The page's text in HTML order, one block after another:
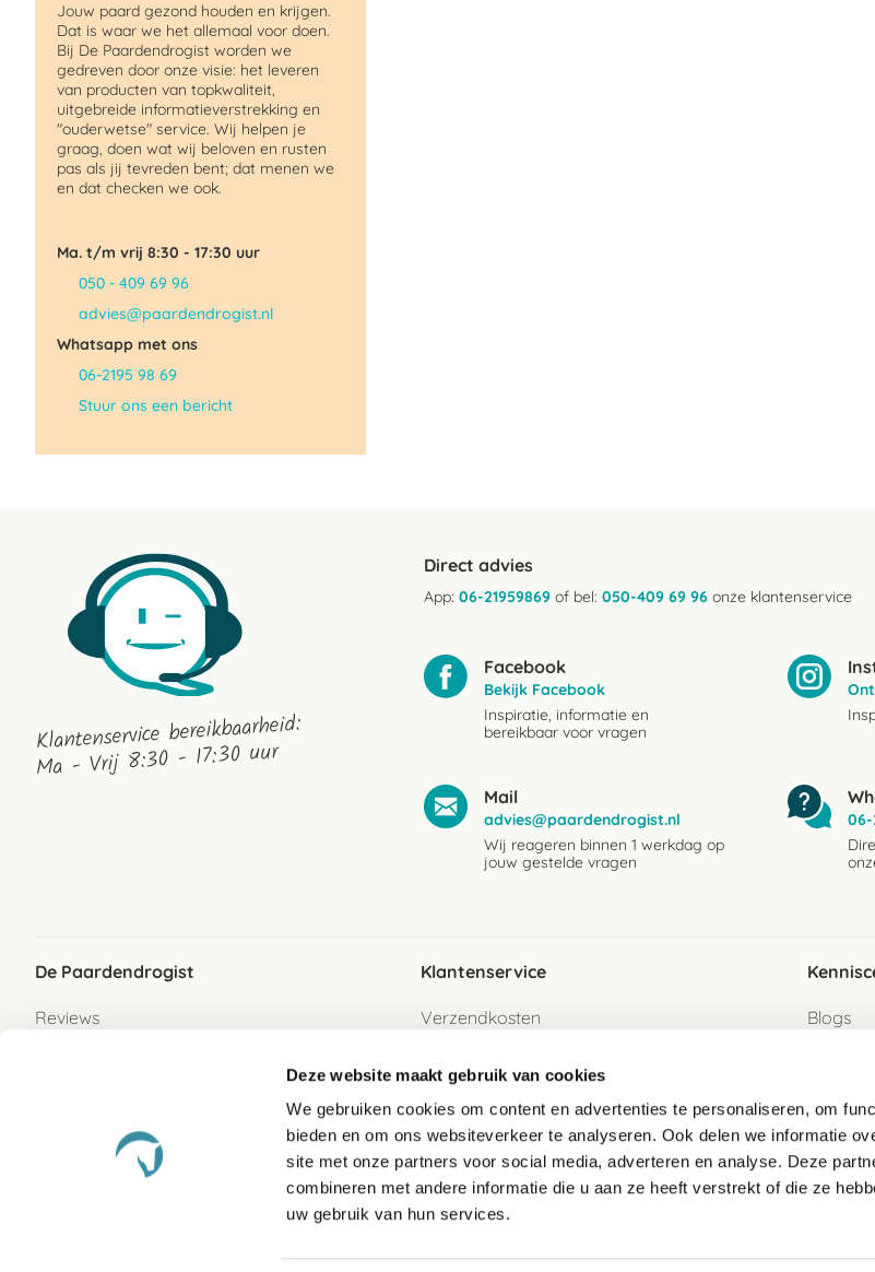
Deze website maakt gebruik van cookies
We gebruiken cookies om content en advertenties te personaliseren, om
bieden en om ons websiteverkeer te analyseren. Ook delen we informatie
site met onze partners voor social media, adverteren en analyse. Deze
combineren met andere informatie die u aan ze heeft verstrekt of die ze
uw gebruik van hun services.
Jouw paard gezond houden en krijgen.
Dat is waar we het allemaal voor doen.
Bij De Paardendrogist worden we
gedreven door onze visie: het leveren
van producten van topkwaliteit,
uitgebreide informatieverstrekking en
"ouderwetse" service. Wij helpen je
graag, doen wat wij beloven en rusten
pas als jij tevreden bent; dat menen we
en dat checken we ook.
Ma. t/m vrij 8:30 - 17:30 uur
050 - 409 69 96
advies@paardendrogist.nl
Whatsapp met ons
06-2195 98 69
Stuur ons een bericht
Klantenservice bereikbaarheid:
Ma - Vrij 8:30 - 17:30 uur
Direct advies
App: 06-21959869 of bel: 050-409 69 96 onze klantenservice
Facebook
Bekijk Facebook
Inspiratie, informatie en
bereikbaar voor vragen
Mail
advies@paardendrogist.nl
Wij reageren binnen 1 werkdag op
jouw gestelde vragen
06-
De Paardendrogist
Reviews
Klantenservice
Verzendkosten
Betaalwijzen
Retour
Retour sturen als gast
Garantie
Veelgestelde vragen
Blogs